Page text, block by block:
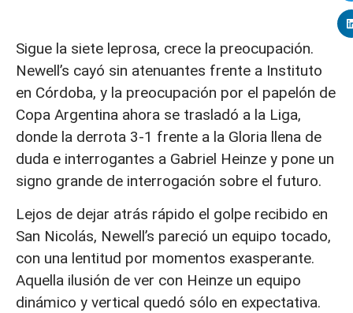
Sigue la siete leprosa, crece la preocupación.
Newell’s cayó sin atenuantes frente a Instituto
en Córdoba, y la preocupación por el papelón de
Copa Argentina ahora se trasladó a la Liga,
donde la derrota 3-1 frente a la Gloria llena de
duda e interrogantes a Gabriel Heinze y pone un
signo grande de interrogación sobre el futuro.
Lejos de dejar atrás rápido el golpe recibido en
San Nicolás, Newell’s pareció un equipo tocado,
con una lentitud por momentos exasperante.
Aquella ilusión de ver con Heinze un equipo
dinámico y vertical quedó sólo en expectativa.